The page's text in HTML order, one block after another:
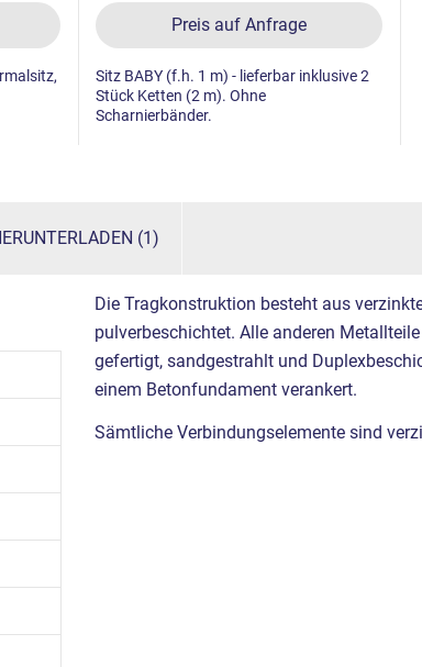
Preis auf Anfrage
Sitz BABY (f.h. 1 m) - lieferbar inklusive 2
Stück Ketten (2 m). Ohne
Scharnierbänder.
(1)
Die Tragkonstruktion besteht aus
pulverbeschichtet. Alle anderen
gefertigt, sandgestrahlt und
einem Betonfundament verankert.
Sämtliche Verbindungselemente sind